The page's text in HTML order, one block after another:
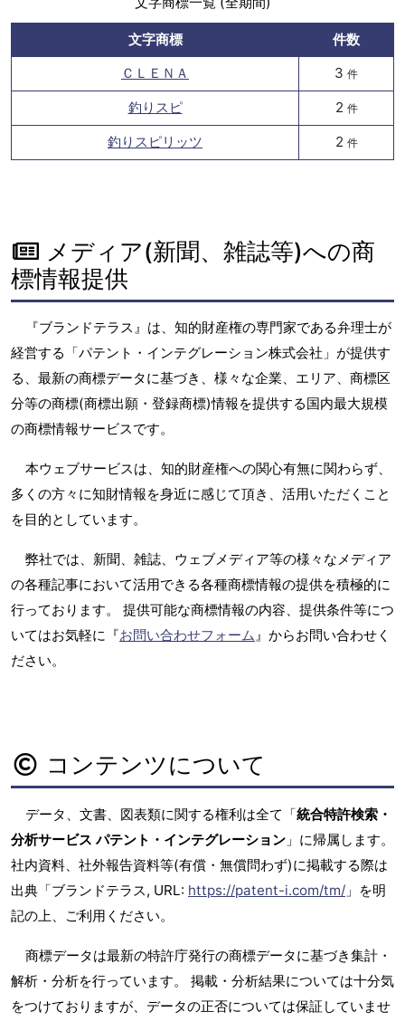
文字商標
件数
ＣＬＥＮＡ
3 件
釣りスピ 2 件
釣りスピリッツ 2 件
メディア(新聞、雑誌等)への商
標情報提供
『ブランドテラス』は、知的財産権の専門家である弁理士が
経営する「パテント・インテグレーション株式会社」が提供す
る、最新の商標データに基づき、様々な企業、エリア、商標区
分等の商標(商標出願・登録商標)情報を提供する国内最大規模
の商標情報サービスです。
本ウェブサービスは、知的財産権への関心有無に関わらず、
多くの方々に知財情報を身近に感じて頂き、活用いただくこと
を目的としています。
弊社では、新聞、雑誌、ウェブメディア等の様々なメディア
の各種記事において活用できる各種商標情報の提供を積極的に
行っております。 提供可能な商標情報の内容、提供条件等につ
いてはお気軽に『お問い合わせフォーム』からお問い合わせく
ださい。
コンテンツについて
データ、文書、図表類に関する権利は全て「統合特許検索・
分析サービス パテント・インテグレーション 」に帰属します。
社内資料、社外報告資料等(有償・無償問わず)に掲載する際は
出典「ブランドテラス, URL: https://patent-i.com/tm/ 」を明
記の上、ご利用ください。
商標データは最新の特許庁発行の商標データに基づき集計・
解析・分析を行っています。 掲載・分析結果については十分気
をつけておりますが、データの正否については保証していませ